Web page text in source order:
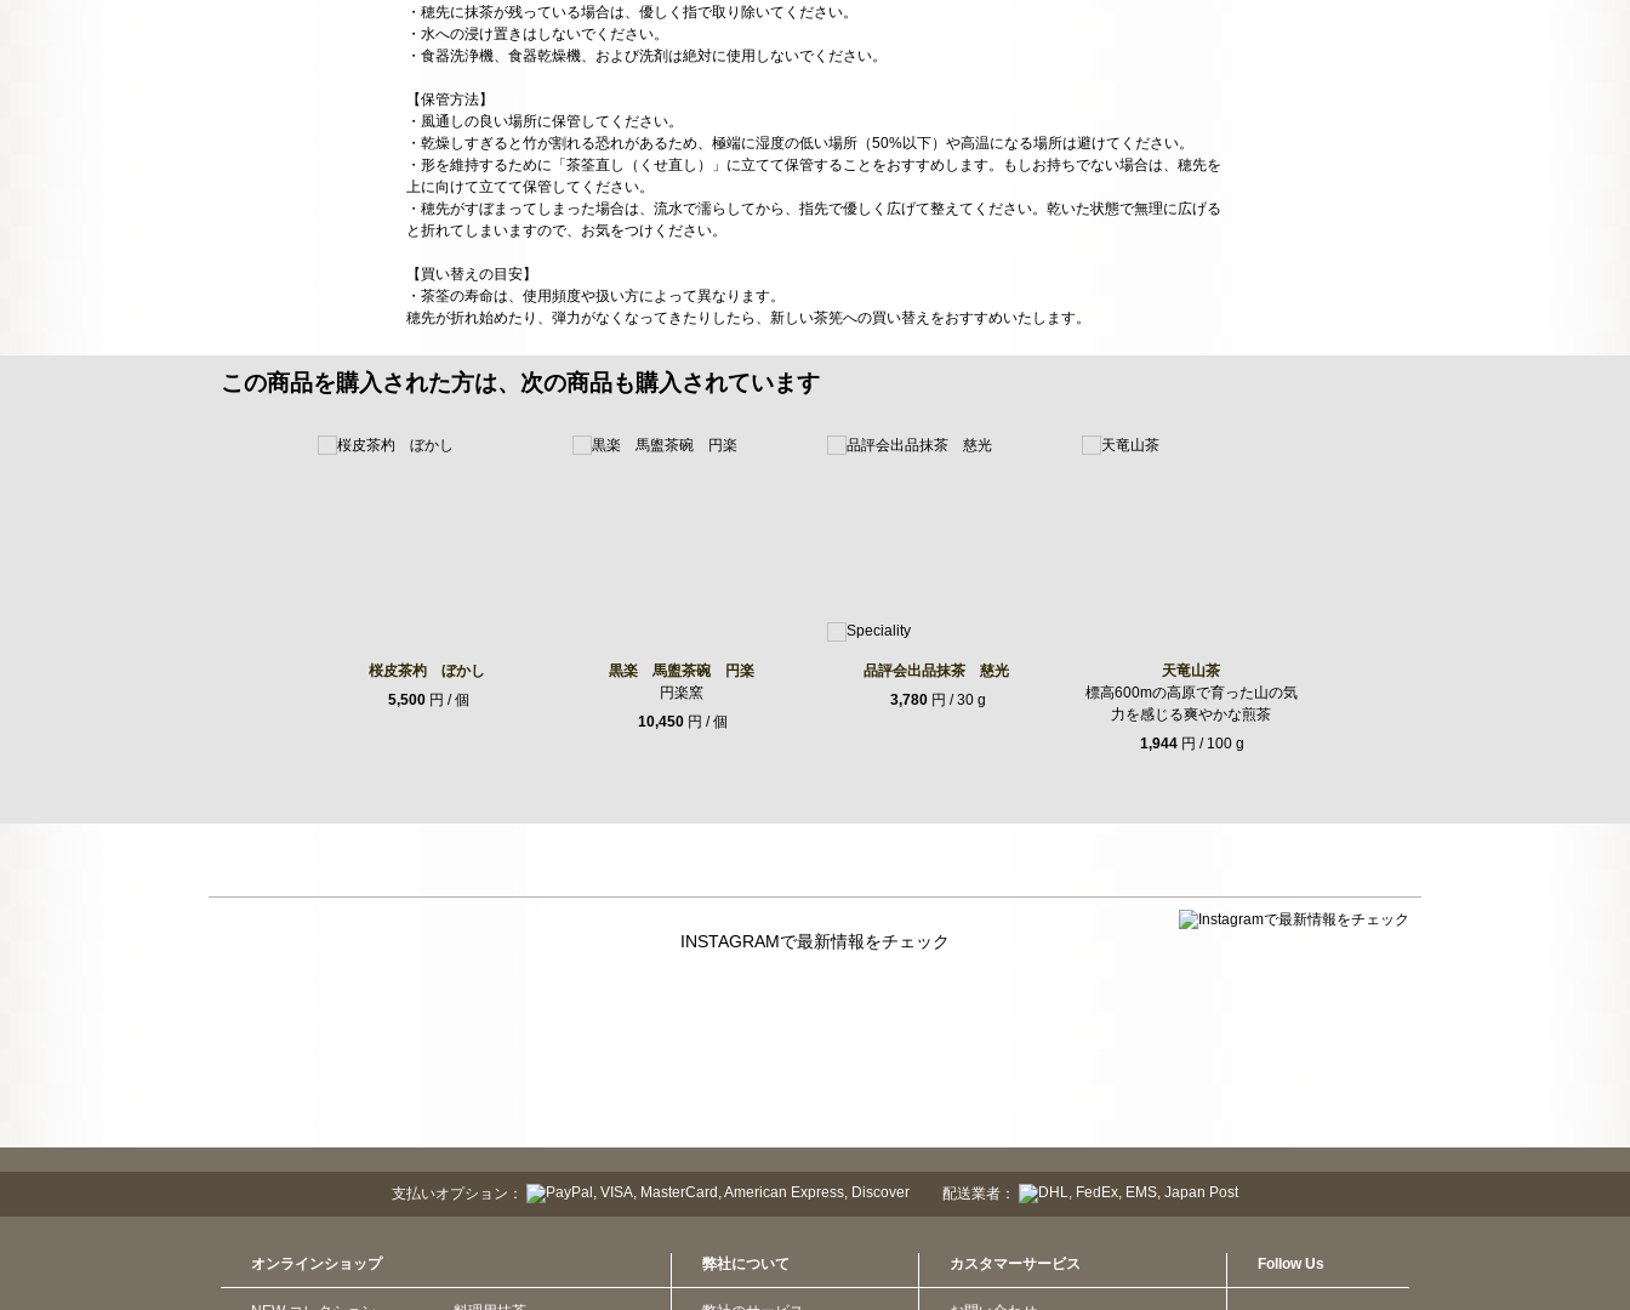
・穂先に抹茶が残っている場合は、優しく指で取り除いてください。
・水への浸け置きはしないでください。
・食器洗浄機、食器乾燥機、および洗剤は絶対に使用しないでください。
【保管方法】
・風通しの良い場所に保管してください。
・乾燥しすぎると竹が割れる恐れがあるため、極端に湿度の低い場所（50%以下）や高温になる場所は避けてください。
・形を維持するために「茶筌直し（くせ直し）」に立てて保管することをおすすめします。もしお持ちでない場合は、穂先を
上に向けて立てて保管してください。
・穂先がすぼまってしまった場合は、流水で濡らしてから、指先で優しく広げて整えてください。乾いた状態で無理に広げる
と折れてしまいますので、お気をつけください。
【買い替えの目安】
・茶筌の寿命は、使用頻度や扱い方によって異なります。
穂先が折れ始めたり、弾力がなくなってきたりしたら、新しい茶筅への買い替えをおすすめいたします。
この商品を購入された方は、次の商品も購入されています
桜皮茶杓 ぼかし
5,500円 / 個
黒楽 馬盥茶碗 円楽
円楽窯
10,450 円 / 個
品評会出品抹茶 慈光
3,780円 / 30 g
天竜山茶
標高600mの高原で育った山の気
力を感じる爽やかな煎茶
1,944 円 / 100 g
INSTAGRAMで最新情報をチェック
支払いオプション： 配送業者：
オンラインショップ 弊社について カスタマーサービス Follow Us